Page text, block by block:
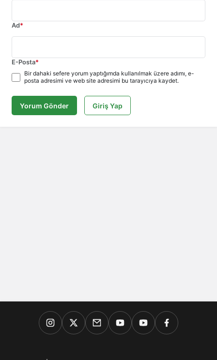
Ad*
E-Posta*
Bir dahaki sefere yorum yaptığımda kullanılmak üzere adımı, e-
posta adresimi ve web site adresimi bu tarayıcıya kaydet.
Yorum Gönder Giriş Yap